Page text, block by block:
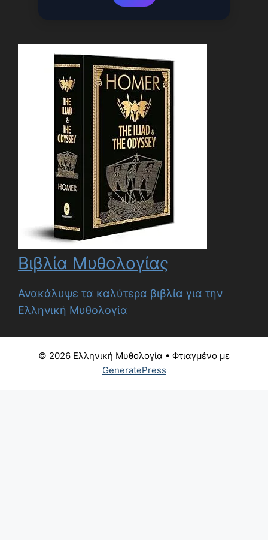
Βιβλία Μυθολογίας
Ανακάλυψε τα καλύτερα βιβλία για την
Ελληνική Μυθολογία
© 2026 Ελληνική Μυθολογία • Φτιαγμένο με
GeneratePress